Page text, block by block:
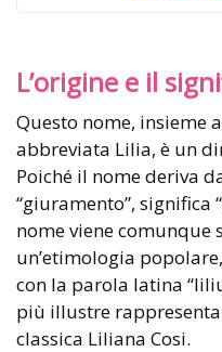
L’origine e il
Questo nome, insieme alla meno usata forma
abbreviata Lilia, è un
Poiché il nome deriva
“giuramento”, significa
nome viene comunque
un’etimologia
con la parola latina
più illustre
classica Liliana Cosi.